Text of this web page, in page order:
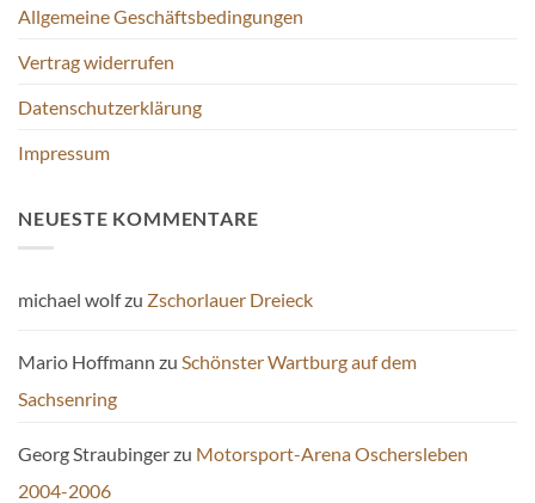
Allgemeine Geschäftsbedingungen
Vertrag widerrufen
Datenschutzerklärung
Impressum
NEUESTE KOMMENTARE
michael wolfzu Zschorlauer Dreieck
Mario Hoffmann zu Schönster Wartburg auf dem
Sachsenring
Georg Straubingerzu Motorsport-Arena Oschersleben
2004-2006